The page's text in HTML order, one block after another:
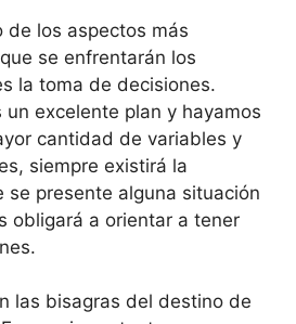
de los aspectos más
se enfrentarán los
la toma de decisiones.
un excelente plan y hayamos
cantidad de variables y
siempre existirá la
se presente alguna situación
obligará a orientar a tener
las bisagras del destino de